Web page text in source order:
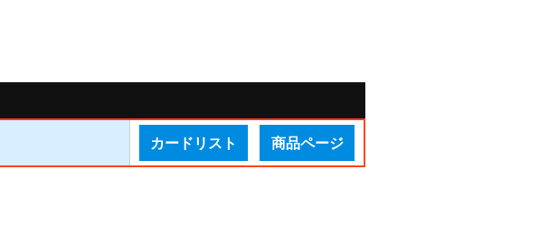
カードリスト 商品ページ